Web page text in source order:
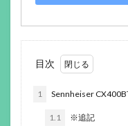
目次
1 Sennheiser
1.1 ※追記